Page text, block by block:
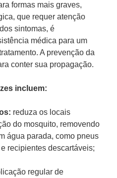
formas mais graves,
que requer atenção
sintomas, é
médica para um
A prevenção da
conter sua propagação.
incluem:
reduza os locais
do mosquito, removendo
água parada, como pneus
recipientes descartáveis;
regular de